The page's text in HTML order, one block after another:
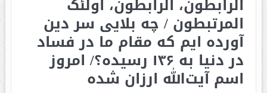
المرتبطون / چه بلایی سر دین
آورده ایم که مقام ما در فساد
در دنیا به ۱۳۶ رسیده؟/ امروز
اسم آیت‌الله ارزان شده